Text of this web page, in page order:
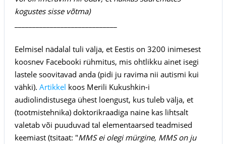
kogustes sisse võtma)
Eelmisel nädalal tuli välja, et Eestis on 3200 inimesest
koosnev Facebooki rühmitus, mis ohtlikku ainet isegi
lastele soovitavad anda (pidi ju ravima nii autismi kui
vähki). Artikkel koos Merili Kukushkin-i
audiolindistusega ühest loengust, kus tuleb välja, et
(tootmistehnika) doktorikraadiga naine kas lihtsalt
valetab või puuduvad tal elementaarsed teadmised
keemiast (tsitaat: "MMS ei olegi mürgine, MMS on ju